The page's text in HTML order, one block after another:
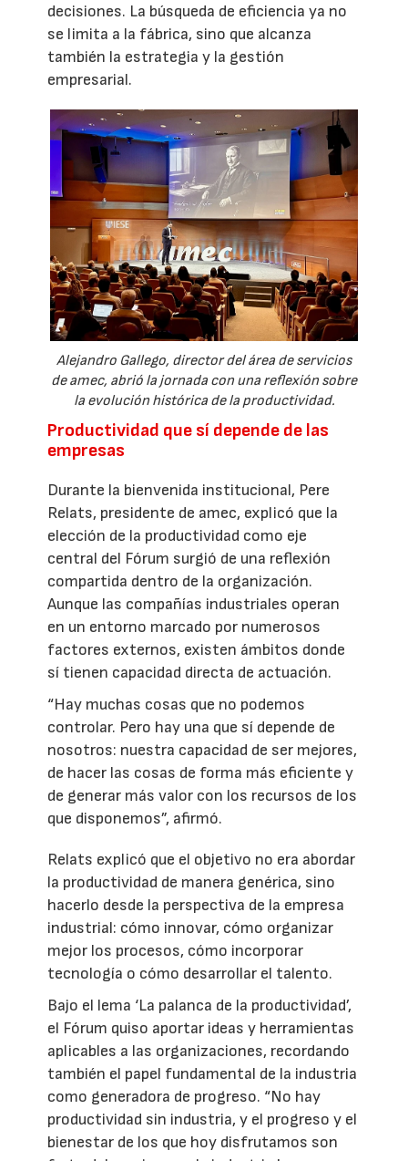
decisiones. La búsqueda de eficiencia ya no
se limita a la fábrica, sino que alcanza
también la estrategia y la gestión
empresarial.
Alejandro Gallego, director del área de servicios
de amec, abrió la jornada con una reflexión sobre
la evolución histórica de la productividad.
Productividad que sí depende de las
empresas
Durante la bienvenida institucional, Pere
Relats, presidente de amec, explicó que la
elección de la productividad como eje
central del Fórum surgió de una reflexión
compartida dentro de la organización.
Aunque las compañías industriales operan
en un entorno marcado por numerosos
factores externos, existen ámbitos donde
sí tienen capacidad directa de actuación.
“Hay muchas cosas que no podemos
controlar. Pero hay una que sí depende de
nosotros: nuestra capacidad de ser mejores,
de hacer las cosas de forma más eficiente y
de generar más valor con los recursos de los
que disponemos”, afirmó.
Relats explicó que el objetivo no era abordar
la productividad de manera genérica, sino
hacerlo desde la perspectiva de la empresa
industrial: cómo innovar, cómo organizar
mejor los procesos, cómo incorporar
tecnología o cómo desarrollar el talento.
Bajo el lema ‘La palanca de la productividad’,
el Fórum quiso aportar ideas y herramientas
aplicables a las organizaciones, recordando
también el papel fundamental de la industria
como generadora de progreso. “No hay
productividad sin industria, y el progreso y el
bienestar de los que hoy disfrutamos son